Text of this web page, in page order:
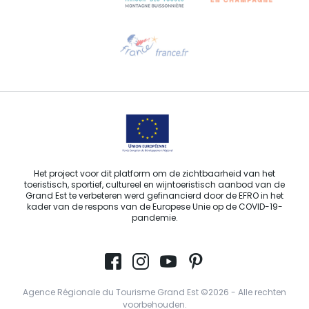
Stuur ons een e-mail
Het project voor dit platform om de zichtbaarheid van het
toeristisch, sportief, cultureel en wijntoeristisch aanbod van de
Grand Est te verbeteren werd gefinancierd door de EFRO in het
kader van de respons van de Europese Unie op de COVID-19-
pandemie.
Agence Régionale du Tourisme Grand Est ©2026 - Alle rechten
voorbehouden.